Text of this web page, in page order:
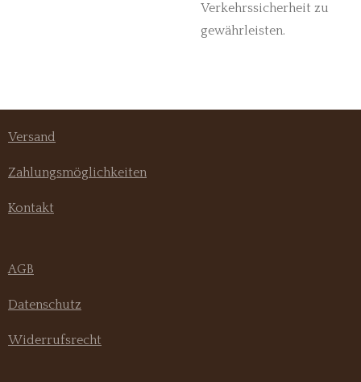
Verkehrssicherheit zu
gewährleisten.
Versand
Zahlungsmöglichkeiten
Kontakt
AGB
Datenschutz
Widerrufsrecht